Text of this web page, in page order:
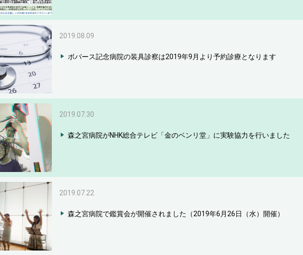
2019.08.09
ボバース記念病院の装具診察は2019年9月より予約診療となります
2019.07.30
森之宮病院がNHK総合テレビ「金のベンリ堂」に実験協力を行いました
2019.07.22
森之宮病院で鑑賞会が開催されました（2019年6月26日（水）開催）